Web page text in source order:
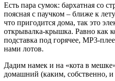
Есть пара сумок: бархатная со
поясная с паучком – ближе к
что пригодится дома, так это
открывалка-крышка. Равно как
подставка под горячее, MP3-
нами лотов.
Дадим намек и на «кота в
домашний (каким, собственно,